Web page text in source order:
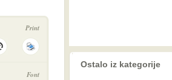
Print
Font
Ostalo iz kategorije